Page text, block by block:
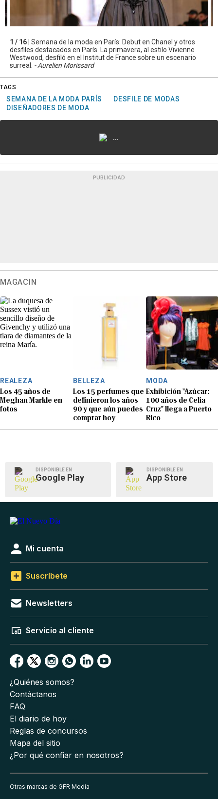
1 / 16 | Semana de la moda en París: Debut en Chanel y otros
desfiles destacados en París. La primavera, al estilo Vivienne
Westwood, desfiló en el Institut de France sobre un escenario
surreal. - Aurelien Morissard
TAGS
SEMANA DE LA MODA PARÍS
DESFILE DE MODAS
DISEÑADORES DE MODA
...
PUBLICIDAD
MAGACÍN
REALEZA
Los 45 años de
Meghan Markle en
fotos
BELLEZA
Los 15 perfumes que
definieron los años
90 y que aún puedes
comprar hoy
MODA
Exhibición "Azúcar:
100 años de Celia
Cruz" llega a Puerto
Rico
DISPONIBLE EN
Google Play
DISPONIBLE EN
App Store
Mi cuenta
Suscríbete
Newsletters
Servicio al cliente
¿Quiénes somos?
Contáctanos
FAQ
El diario de hoy
Reglas de concursos
Mapa del sitio
¿Por qué confiar en nosotros?
Otras marcas de GFR Media